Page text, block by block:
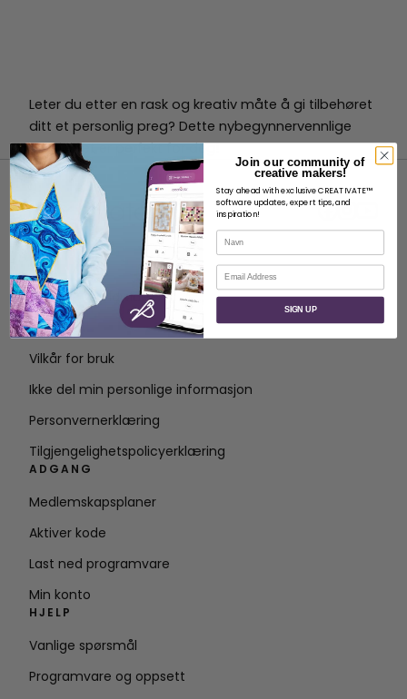
Leter du etter en rask og kreativ måte å gi tilbehøret
ditt et personlig preg? Dette nybegynnervennlige
prosjektet er perfekt for deg!
OM
Om SVP Worldwide
Kontakt
Vilkår for bruk
Ikke del min personlige informasjon
Personvernerklæring
Tilgjengelighetspolicyerklæring
ADGANG
Medlemskapsplaner
Aktiver kode
Last ned programvare
Min konto
HJELP
Vanlige spørsmål
Programvare og oppsett
Join our community of
creative makers!
Stay ahead with exclusive CREATIVATE™
software updates, expert tips, and
inspiration!
Navn
E-post
SIGN UP